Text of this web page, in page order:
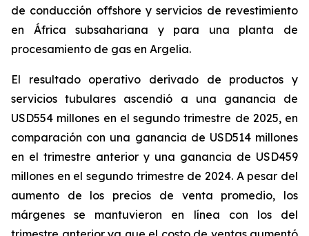
de conducción offshore y servicios de revestimiento
en África subsahariana y para una planta de
procesamiento de gas en Argelia.
El resultado operativo derivado de productos y
servicios tubulares ascendió a una ganancia de
USD554 millones en el segundo trimestre de 2025, en
comparación con una ganancia de USD514 millones
en el trimestre anterior y una ganancia de USD459
millones en el segundo trimestre de 2024. A pesar del
aumento de los precios de venta promedio, los
márgenes se mantuvieron en línea con los del